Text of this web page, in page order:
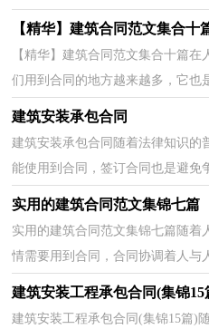
【精华】建筑合同范文集合十
【精华】建筑合同范文集合十篇
们用到合同的地方越来越多，它也
吗，写合同可是有方法的哦，以下
建筑安装承包合同
建筑安装承包合同随着法律知识的
能使用到合同，签订合同也是避免
道合同的格式吗？以下是小编收集
实用的建筑合同范文集锦七篇
实用的建筑合同范文集锦七篇随着
情需要用到合同，合同协调着人与
又在为写合同犯愁了吧，以下是小
建筑安装工程承包合同(集锦15
建筑安装工程承包合同(集锦15篇)